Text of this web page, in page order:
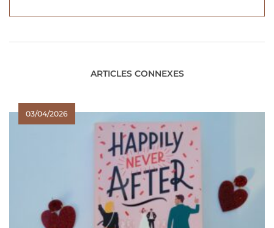
ARTICLES CONNEXES
03/04/2026